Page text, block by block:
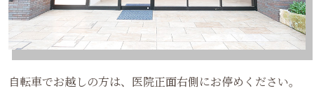
自転車でお越しの方は、医院正面右側にお停めください。